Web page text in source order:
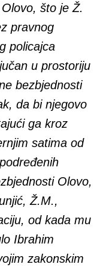
što je Ž.
pravnog
policajca
u prostoriju
bezbjednosti
da bi njegovo
ga kroz
satima od
Olovo,
Ž.M.,
od kada mu
Ibrahim
zakonskim